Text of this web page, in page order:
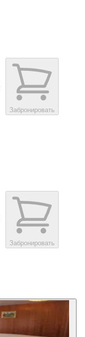
Забронировать
Забронировать